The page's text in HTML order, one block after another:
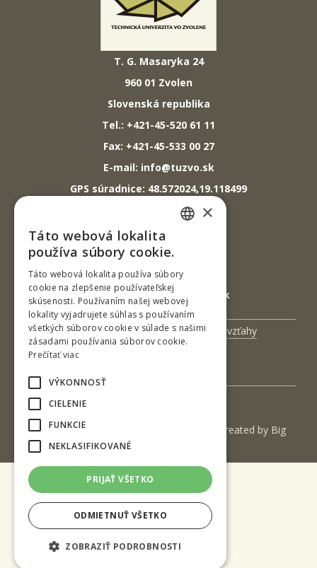
T. G. Masaryka 24
960 01 Zvolen
Slovenská republika
Tel.: +421-45-520 61 11
Fax: +421-45-533 00 27
E-mail: info@tuzvo.sk
GPS súradnice: 48.572024,19.118499
IČO: 00397440
DIČ: 2020474808
IČ DPH: SK2020474808
E-mail: podatelna@tuzvo.sk
Univerzitný magazín
Medzinárodné vzťahy
Veda a výskum
Kontakt
(c) 2017 Technická univerzita vo Zvolene | Created by Big
& BIGGER s.r.o.
×
Táto webová lokalita
používa súbory cookie.
Táto webová lokalita používa súbory
cookie na zlepšenie používateľskej
skúsenosti. Používaním našej webovej
lokality vyjadrujete súhlas s používaním
všetkých súborov cookie v súlade s našimi
zásadami používania súborov cookie.
Prečítať viac
VÝKONNOSŤ
CIELENIE
FUNKCIE
NEKLASIFIKOVANÉ
PRIJAŤ VŠETKO
ODMIETNUŤ VŠETKO
ZOBRAZIŤ PODROBNOSTI